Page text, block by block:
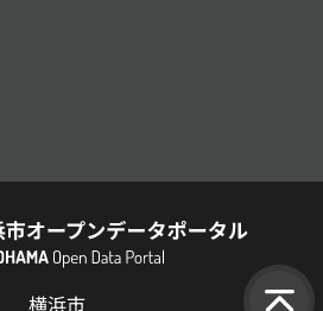
横浜市